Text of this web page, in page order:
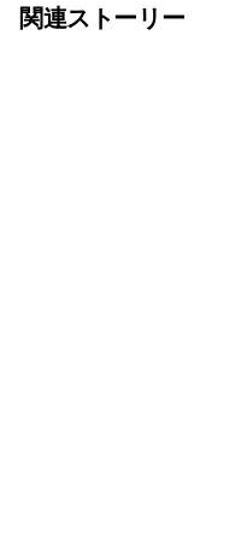
関連ストーリー